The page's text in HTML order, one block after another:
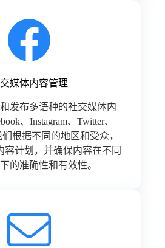
媒体内容管理
发布多语种的社交媒体内
、Instagram、Twitter、
根据不同的地区和受众，
容计划，并确保内容在不同
的准确性和有效性。